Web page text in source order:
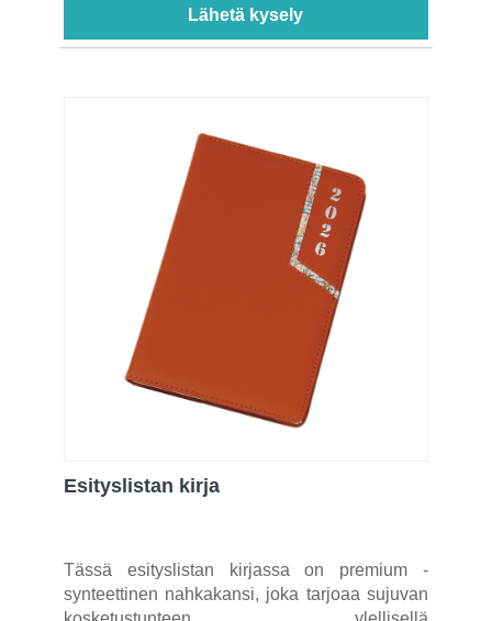
Lähetä kysely
Esityslistan kirja
Tässä esityslistan kirjassa on premium -
synteettinen nahkakansi, joka tarjoaa sujuvan